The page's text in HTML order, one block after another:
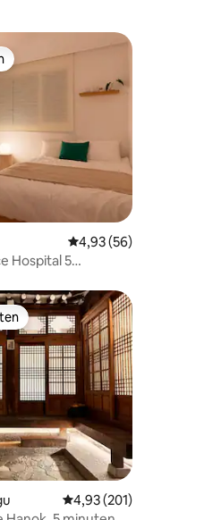
uit 5, 76 recensies
Gemiddelde
4,93 (56)
Hospital 5
5, 120 recensies
Gemiddelde
4,93 (201)